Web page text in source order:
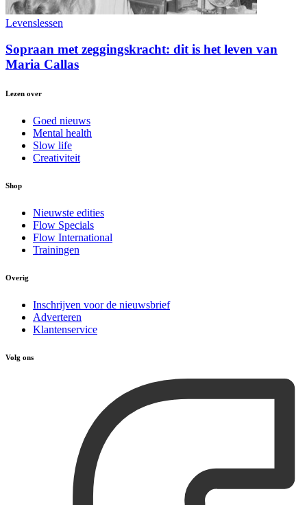
Levenslessen
Sopraan met zeggingskracht: dit is het leven van
Maria Callas
Lezen over
Goed nieuws
Mental health
Slow life
Creativiteit
Shop
Nieuwste edities
Flow Specials
Flow International
Trainingen
Overig
Inschrijven voor de nieuwsbrief
Adverteren
Klantenservice
Volg ons